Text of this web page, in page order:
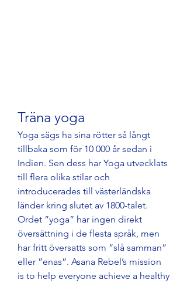
Träna yoga
Yoga sägs ha sina rötter så långt
tillbaka som för 10 000 år sedan i
Indien. Sen dess har Yoga utvecklats
till flera olika stilar och
introducerades till västerländska
länder kring slutet av 1800-talet.
Ordet ”yoga” har ingen direkt
översättning i de flesta språk, men
har fritt översatts som ”slå samman”
eller ”enas”. Asana Rebel’s mission
is to help everyone achieve a healthy